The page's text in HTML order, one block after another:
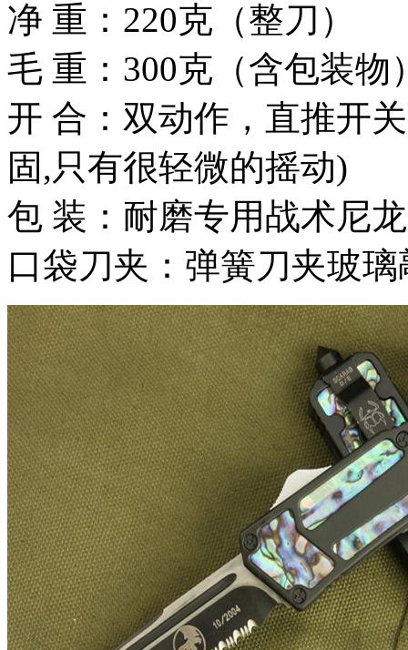
净 重：220克（整刀）
毛 重：300克（含包装物
开 合：双动作，直推开
固,只有很轻微的摇动)
包 装：耐磨专用战术尼
口袋刀夹：弹簧刀夹玻